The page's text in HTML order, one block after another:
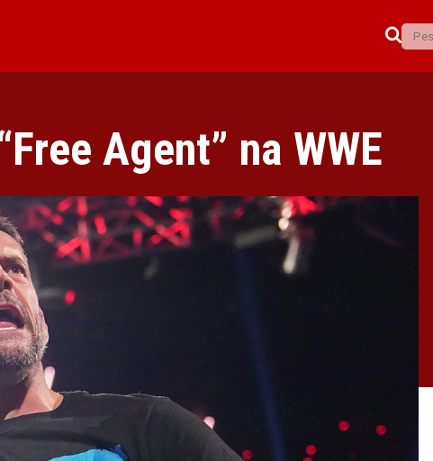
Agent” na WWE